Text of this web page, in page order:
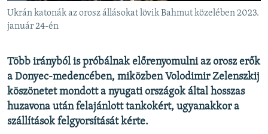
KÖVESSEN MINKET!
Valamennyi RFE/RL weboldal
Ukrán katonák az orosz állásokat lövik Bahmut közelében 2023.
január 24-én
Több irányból is próbálnak előrenyomulni az orosz erők
a Donyec-medencében, miközben Volodimir Zelenszkij
köszönetet mondott a nyugati országok által hosszas
huzavona után felajánlott tankokért, ugyanakkor a
szállítások felgyorsítását kérte.